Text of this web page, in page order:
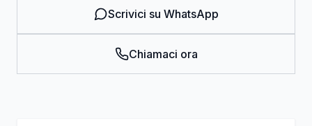
Scrivici su WhatsApp
Chiamaci ora